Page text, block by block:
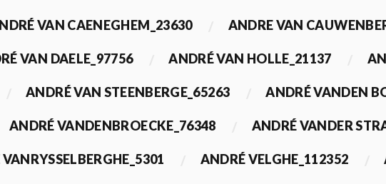
VAN CAENEGHEM_23630 ANDRE VAN
VAN DAELE_97756 ANDRÉ VAN HOLLE_21137
ANDRÉ VAN STEENBERGE_65263 ANDRÉ VANDEN
ANDRÉ VANDENBROECKE_76348 ANDRÉ VANDER
ANDRÉ VELGHE_112352